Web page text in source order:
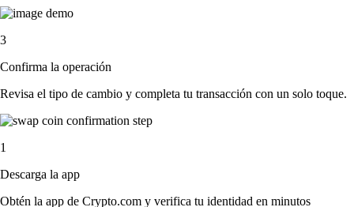
3
Confirma la operación
Revisa el tipo de cambio y completa tu transacción con un solo toque.
1
Descarga la app
Obtén la app de Crypto.com y verifica tu identidad en minutos